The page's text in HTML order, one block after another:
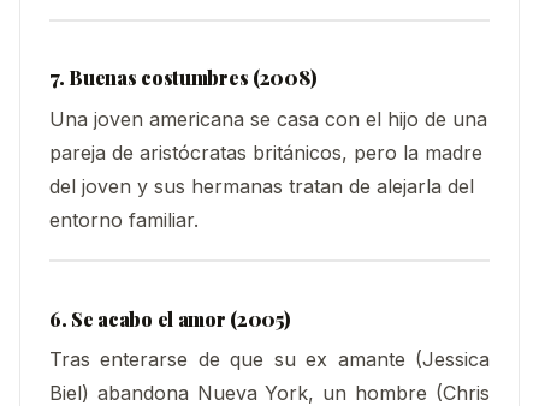
7. Buenas costumbres (2008)
Una joven americana se casa con el hijo de una
pareja de aristócratas británicos, pero la madre
del joven y sus hermanas tratan de alejarla del
entorno familiar.
6. Se acabo el amor (2005)
Tras enterarse de que su ex amante (Jessica
Biel) abandona Nueva York, un hombre (Chris